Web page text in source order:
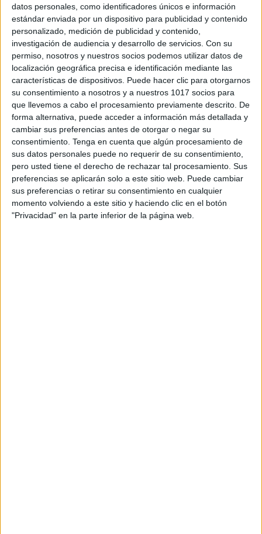
datos personales, como identificadores únicos e información
estándar enviada por un dispositivo para publicidad y contenido
personalizado, medición de publicidad y contenido,
investigación de audiencia y desarrollo de servicios. Con su
permiso, nosotros y nuestros socios podemos utilizar datos de
localización geográfica precisa e identificación mediante las
características de dispositivos. Puede hacer clic para otorgarnos
su consentimiento a nosotros y a nuestros 1017 socios para
que llevemos a cabo el procesamiento previamente descrito. De
forma alternativa, puede acceder a información más detallada y
cambiar sus preferencias antes de otorgar o negar su
consentimiento. Tenga en cuenta que algún procesamiento de
sus datos personales puede no requerir de su consentimiento,
pero usted tiene el derecho de rechazar tal procesamiento. Sus
preferencias se aplicarán solo a este sitio web. Puede cambiar
sus preferencias o retirar su consentimiento en cualquier
momento volviendo a este sitio y haciendo clic en el botón
"Privacidad" en la parte inferior de la página web.
DESCARGA MÁS ABAJO EL
RECURSO EN PDF